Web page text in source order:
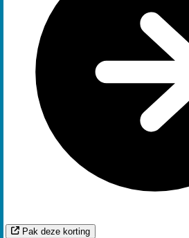
Pak deze korting